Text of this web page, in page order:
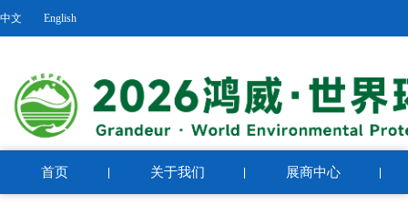
中文 English
首页 关于我们 展商中心